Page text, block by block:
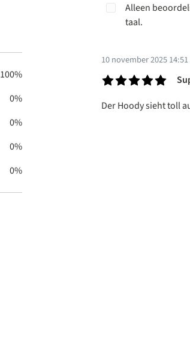
100%
0%
0%
0%
0%
Alleen
taal.
10 november 2025 14:51
Der Hoody sieht toll